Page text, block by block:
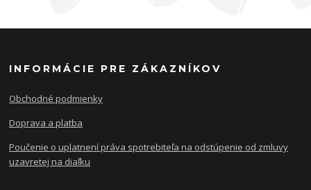
INFORMÁCIE PRE ZÁKAZNÍKOV
Obchodné podmienky
Doprava a platba
Poučenie o uplatnení práva spotrebiteľa na odstúpenie od zmluvy
uzavretej na diaľku